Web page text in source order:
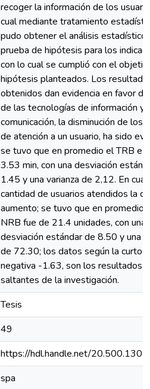
recoger la información de los
cual mediante tratamiento
pudo obtener el análisis estadístico
prueba de hipótesis para los
con lo cual se cumplió con el
hipótesis planteados. Los
obtenidos dan evidencia en favor
de las tecnologías de información y
comunicación, la disminución de los
de atención a un usuario, ha sido
se tuvo que en promedio el TRB es
3.53 min, con una desviación
1.45 y una varianza de 2,12. En
cantidad de usuarios atendidos la
aumento; se tuvo que en promedio
NRB fue de 21.4 unidades, con una
desviación estándar de 8.50 y una
de 72.30; los datos según la
negativa -1.63, son los resultados
saltantes de la investigación.
Tesis
49
https://hdl.handle.net/
spa